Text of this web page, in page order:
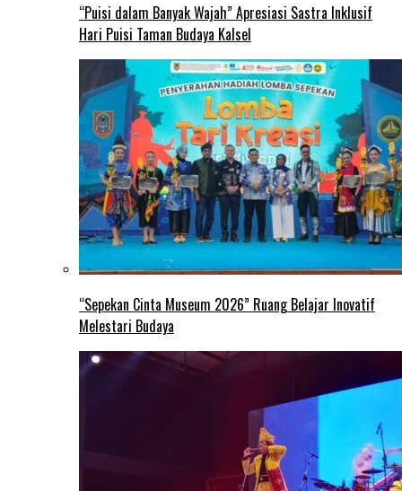
“Puisi dalam Banyak Wajah” Apresiasi Sastra Inklusif
Hari Puisi Taman Budaya Kalsel
“Sepekan Cinta Museum 2026” Ruang Belajar Inovatif
Melestari Budaya